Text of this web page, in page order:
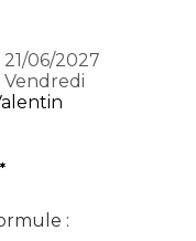
06/2027
Vendredi
: